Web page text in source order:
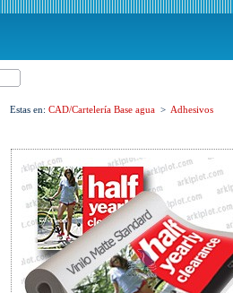
Estas en: CAD/Cartelería Base agua > Adhesivos